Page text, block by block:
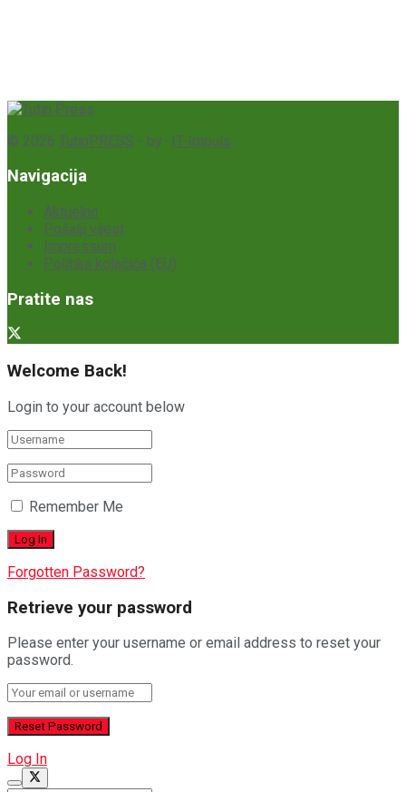
© 2026 TutinPRESS - by- IT-Impuls
Navigacija
Aktuelno
Pošalji vijest
Impressum
Politika kolačića (EU)
Pratite nas
Welcome Back!
Login to your account below
Remember Me
Forgotten Password?
Retrieve your password
Please enter your username or email address to reset your
password.
Log In